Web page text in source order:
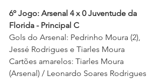
6º Jogo: Arsenal 4 x 0 Juventude da
Florida - Principal C
Gols do Arsenal: Pedrinho Moura (2),
Jessé Rodrigues e Tiarles Moura
Cartões amarelos: Tiarles Moura
(Arsenal) / Leonardo Soares Rodrigues